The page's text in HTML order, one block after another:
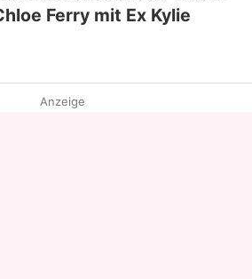
Ferry mit Ex Kylie
Anzeige